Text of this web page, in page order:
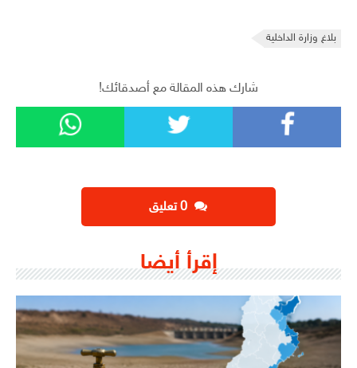
بلاغ وزارة الداخلية
شارك هذه المقالة مع أصدقائك!
إقرأ أيضا